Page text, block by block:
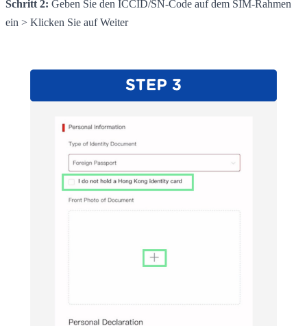
Schritt 2: Geben Sie den ICCID/SN-Code auf dem SIM-Rahmen
ein > Klicken Sie auf Weiter